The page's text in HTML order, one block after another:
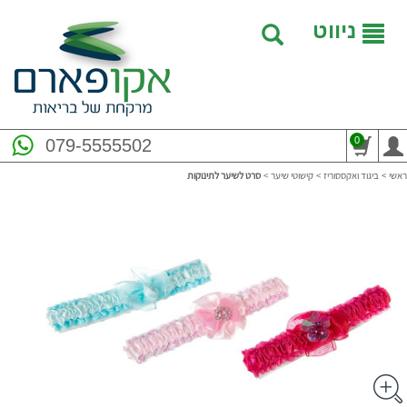
ניווט
079-5555502 0
ראשי > ביגוד ואקססוריז > קישוטי שיער > סרט לשיער לתינוקות